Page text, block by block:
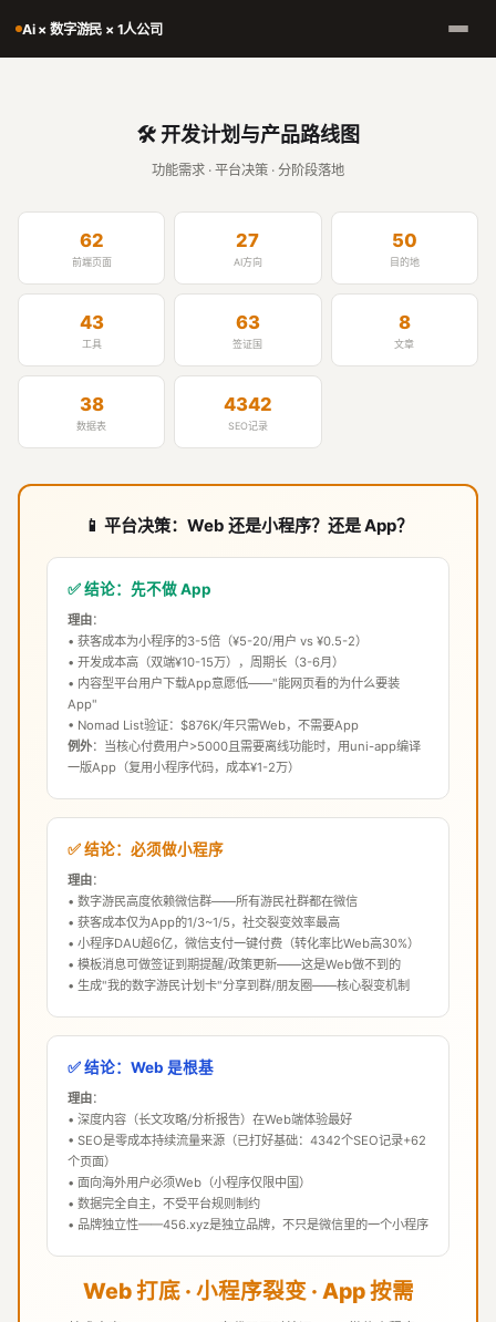
Ai × 数字游民 × 1人公司
🛠️ 开发计划与产品路线图
功能需求 · 平台决策 · 分阶段落地
62
前端页面
27
AI方向
50
目的地
43
工具
63
签证国
8
文章
38
数据表
4342
SEO记录
📱 平台决策：Web 还是小程序？还是 App？
✅ 结论：先不做 App
理由：
• 获客成本为小程序的3-5倍（¥5-20/用户 vs ¥0.5-2）
• 开发成本高（双端¥10-15万），周期长（3-6月）
• 内容型平台用户下载App意愿低——"能网页看的为什么要装
App"
• Nomad List验证：$876K/年只需Web，不需要App
例外：当核心付费用户>5000且需要离线功能时，用uni-app编译
一版App（复用小程序代码，成本¥1-2万）
✅ 结论：必须做小程序
理由：
• 数字游民高度依赖微信群——所有游民社群都在微信
• 获客成本仅为App的1/3~1/5，社交裂变效率最高
• 小程序DAU超6亿，微信支付一键付费（转化率比Web高30%）
• 模板消息可做签证到期提醒/政策更新——这是Web做不到的
• 生成"我的数字游民计划卡"分享到群/朋友圈——核心裂变机制
✅ 结论：Web 是根基
理由：
• 深度内容（长文攻略/分析报告）在Web端体验最好
• SEO是零成本持续流量来源（已打好基础：4342个SEO记录+62
个页面）
• 面向海外用户必须Web（小程序仅限中国）
• 数据完全自主，不受平台规则制约
• 品牌独立性——456.xyz是独立品牌，不只是微信里的一个小程序
Web 打底 · 小程序裂变 · App 按需